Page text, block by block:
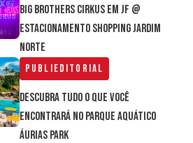
Big Brothers Cirkus em JF @
estacionamento Shopping Jardim
Norte
Publieditorial
Descubra tudo o que você
encontrará no parque aquático
Áurias Park